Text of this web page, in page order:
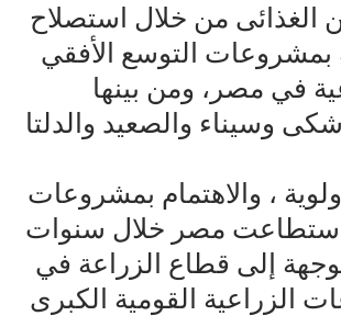
الغذائى من خلال استصلاح
التوسع الأفقي
في مصر، ومن بينها
وسيناء والصعيد والدلتا
، والاهتمام بمشروعات
استطاعت مصر خلال سنوات
إلى قطاع الزراعة في
الزراعية القومية الكبرى